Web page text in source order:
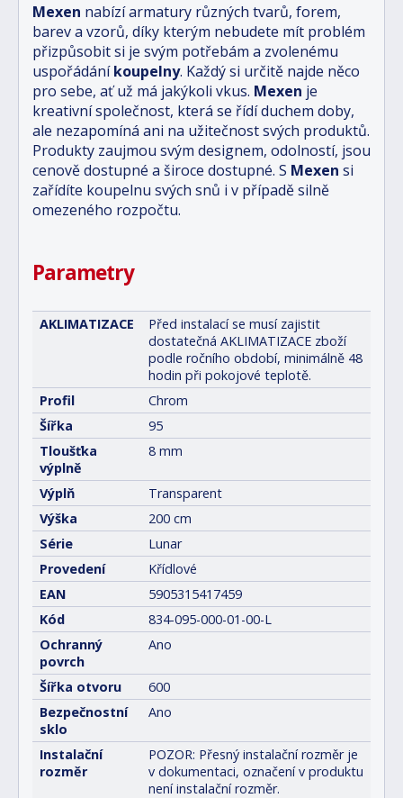
Mexen nabízí armatury různých tvarů, forem,
barev a vzorů, díky kterým nebudete mít problém
přizpůsobit si je svým potřebám a zvolenému
uspořádáníkoupelny. Každý si určitě najde něco
pro sebe, ať už má jakýkoli vkus. Mexen je
kreativní společnost, která se řídí duchem doby,
ale nezapomíná ani na užitečnost svých produktů.
Produkty zaujmou svým designem, odolností, jsou
cenově dostupné a široce dostupné. S Mexen si
zařídíte koupelnu svých snů i v případě silně
omezeného rozpočtu.
Parametry
AKLIMATIZACE
Před instalací se musí zajistit
dostatečná AKLIMATIZACE zboží
podle ročního období, minimálně 48
hodin při pokojové teplotě.
Profil
Chrom
Šířka
95
Tloušťka
výplně
8 mm
Výplň
Transparent
Výška
200 cm
Série
Lunar
Provedení
Křídlové
EAN
5905315417459
Kód
834-095-000-01-00-L
Ochranný
povrch
Ano
Šířka otvoru
600
Bezpečnostní
sklo
Ano
Instalační
rozměr
POZOR: Přesný instalační rozměr je
v dokumentaci, označení v produktu
není instalační rozměr.